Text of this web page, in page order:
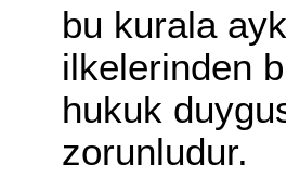
bu kurala
ilkelerinden
hukuk
zorunludur.